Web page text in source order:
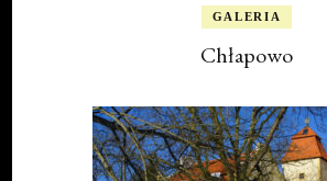
GALERIA
Chłapowo